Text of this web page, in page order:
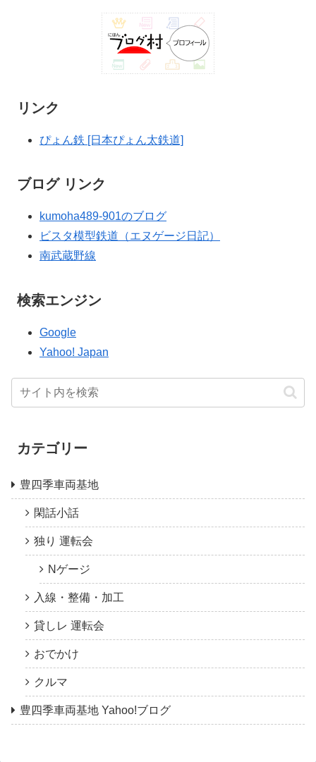
リンク
ぴょん鉄 [日本ぴょん太鉄道]
ブログ リンク
kumoha489-901のブログ
ビスタ模型鉄道（エヌゲージ日記）
南武蔵野線
検索エンジン
Google
Yahoo! Japan
カテゴリー
豊四季車両基地
閑話小話
独り 運転会
Nゲージ
入線・整備・加工
貸しレ 運転会
おでかけ
クルマ
豊四季車両基地 Yahoo!ブログ